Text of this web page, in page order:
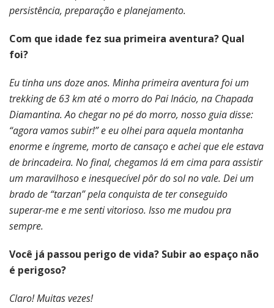
persistência, preparação e planejamento.
Com que idade fez sua primeira aventura? Qual
foi?
Eu tinha uns doze anos. Minha primeira aventura foi um
trekking de 63 km até o morro do Pai Inácio, na Chapada
Diamantina. Ao chegar no pé do morro, nosso guia disse:
“agora vamos subir!” e eu olhei para aquela montanha
enorme e íngreme, morto de cansaço e achei que ele estava
de brincadeira. No final, chegamos lá em cima para assistir
um maravilhoso e inesquecível pôr do sol no vale. Dei um
brado de “tarzan” pela conquista de ter conseguido
superar-me e me senti vitorioso. Isso me mudou pra
sempre.
Você já passou perigo de vida? Subir ao espaço não
é perigoso?
Claro! Muitas vezes!